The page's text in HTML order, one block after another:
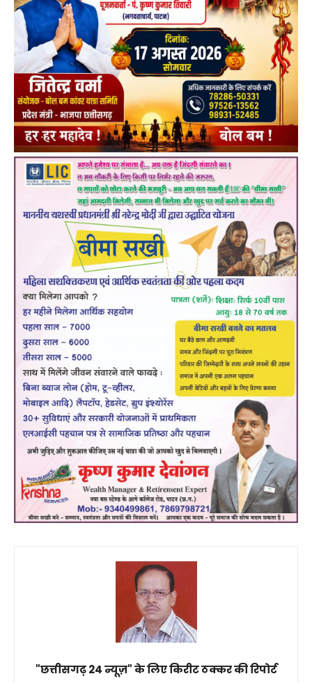
"छत्तीसगढ़ 24 न्यूज़" के लिए किरीट ठक्कर की रिपोर्ट